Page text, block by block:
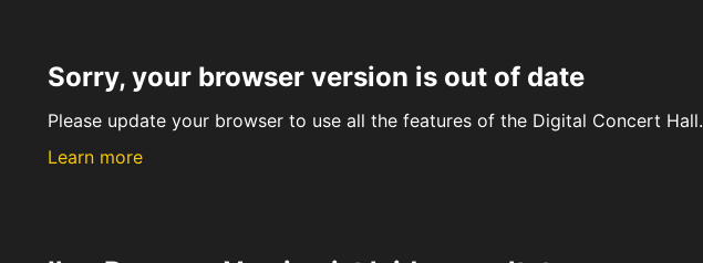
Sorry, your browser version is out of date
Please update your browser to use all the features of the Digital Concert Hall.
Learn more